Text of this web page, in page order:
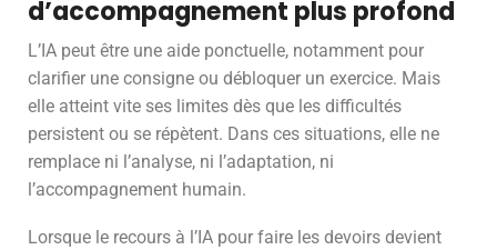
d’accompagnement plus profond
L’IA peut être une aide ponctuelle, notamment pour
clarifier une consigne ou débloquer un exercice. Mais
elle atteint vite ses limites dès que les difficultés
persistent ou se répètent. Dans ces situations, elle ne
remplace ni l’analyse, ni l’adaptation, ni
l’accompagnement humain.
Lorsque le recours à l’IA pour faire les devoirs devient